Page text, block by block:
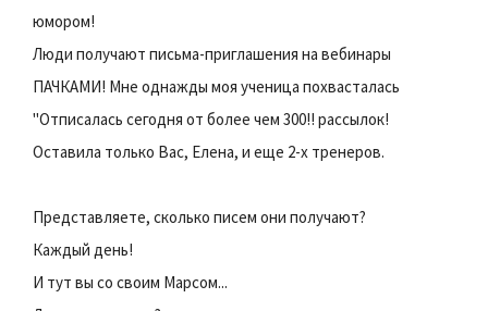
юмором!
Люди получают письма-приглашения на вебинары
ПАЧКАМИ! Мне однажды моя ученица похвасталась
"Отписалась сегодня от более чем 300!! рассылок!
Оставила только Вас, Елена, и еще 2-х тренеров.
Представляете, сколько писем они получают?
Каждый день!
И тут вы со своим Марсом...